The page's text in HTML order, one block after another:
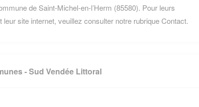
de Saint-Michel-en-l’Herm (85580). Pour leurs
site internet, veuillez consulter notre rubrique Contact.
- Sud Vendée Littoral